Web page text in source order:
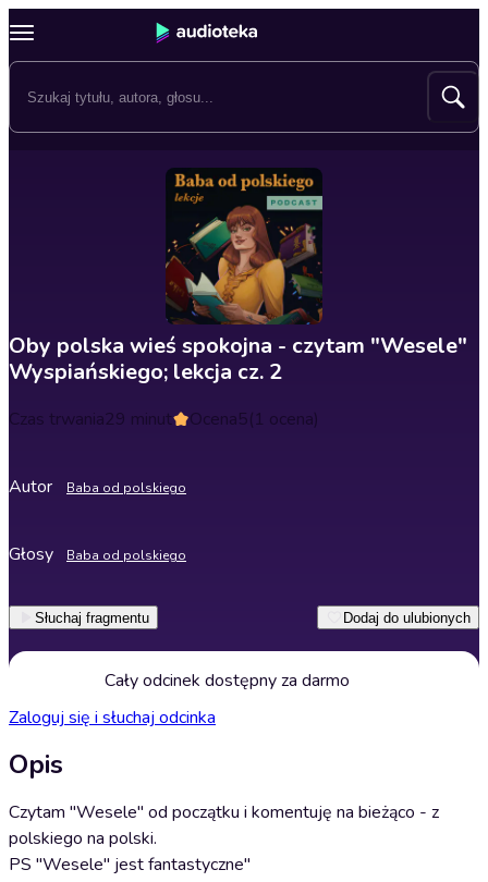
Oby polska wieś spokojna - czytam "Wesele"
Wyspiańskiego; lekcja cz. 2
Czas trwania29 minut Ocena5(1 ocena)
Autor Baba od polskiego
Głosy Baba od polskiego
Słuchaj fragmentu Dodaj do ulubionych
Cały odcinek dostępny za darmo
Zaloguj się i słuchaj odcinka
Opis
Czytam "Wesele" od początku i komentuję na bieżąco - z
polskiego na polski.
PS "Wesele" jest fantastyczne"